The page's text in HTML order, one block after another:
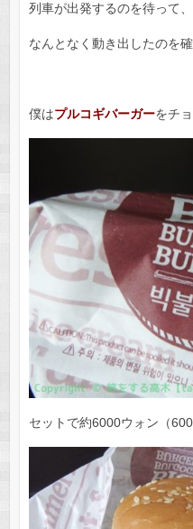
列車が出発するのを待って、
なんとなく動き出したのを
僕はプルコギバーガーをチ
セットで約6000ウォン（600